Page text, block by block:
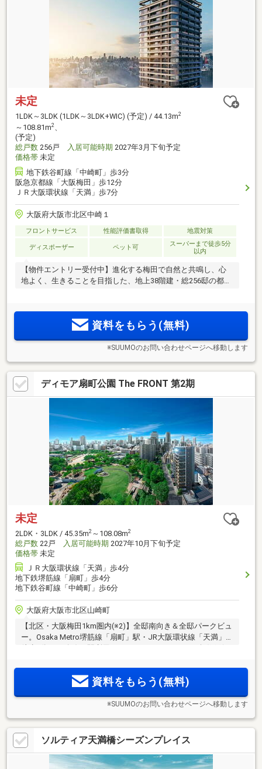
未定
1LDK～3LDK (1LDK～3LDK+WIC) (予定) / 44.13m2
～108.81m2
(予定)
総戸数 256戸 入居可能時期 2027年3月下旬予定
価格帯 未定
地下鉄谷町線「中崎町」歩3分
阪急京都線「大阪梅田」歩12分
ＪＲ大阪環状線「天満」歩7分
大阪府大阪市北区中崎１
フロントサービス 性能評価書取得 地震対策
ディスポーザー ペット可
スーパーまで徒歩5分
以内
【物件エントリー受付中】進化する梅田で自然と共鳴し、心
地よく、生きることを目指した、地上38階建・総256邸の都心
資料をもらう(無料)
※SUUMOのお問い合わせページへ移動します
ディモア扇町公園 The FRONT 第2期
未定
2LDK・3LDK / 45.35m2 ～108.08m2
総戸数 22戸 入居可能時期 2027年10月下旬予定
価格帯 未定
ＪＲ大阪環状線「天満」歩4分
地下鉄堺筋線「扇町」歩4分
地下鉄谷町線「中崎町」歩6分
大阪府大阪市北区山崎町
【北区・大阪梅田1km圏内(※2)】全邸南向き＆全邸パークビュ
ー。Osaka Metro堺筋線「扇町」駅・JR大阪環状線「天満」駅
ロア1邸。扇町公園とキッズプラザが目の前、都市生活に必要
な機能が徒歩圏内に揃う資料をもらう(無料)
※SUUMOのお問い合わせページへ移動します
ソルティア天満橋シーズンプレイス